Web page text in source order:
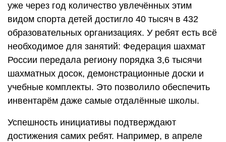
уже через год количество увлечённых этим
видом спорта детей достигло 40 тысяч в 432
образовательных организациях. У ребят есть всё
необходимое для занятий: Федерация шахмат
России передала региону порядка 3,6 тысячи
шахматных досок, демонстрационные доски и
учебные комплекты. Это позволило обеспечить
инвентарём даже самые отдалённые школы.
Успешность инициативы подтверждают
достижения самих ребят. Например, в апреле